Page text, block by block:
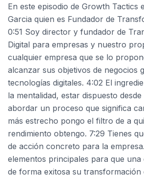
En este episodio de Growth Tactics
Garcia quien es Fundador de
0:51 Soy director y fundador de
Digital para empresas y nuestro
cualquier empresa que se lo
alcanzar sus objetivos de negocios
tecnologías digitales. 4:02 El
la mentalidad, estar dispuesto
abordar un proceso que significa
más estrecho pongo el filtro de a
rendimiento obtengo. 7:29 Tienes
de acción concreto para la
elementos principales para que
de forma exitosa su transformación